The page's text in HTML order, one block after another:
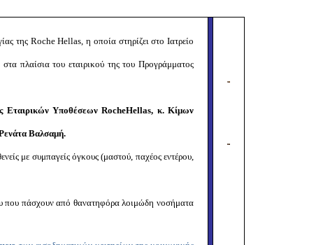
της Roche Hellas, η οποία στηρίζει στο Ιατρείο
πλαίσια του εταιρικού της του Προγράμματος
Εταιρικών ΥποθέσεωνRocheHellas, κ. Κίμων
Βαλσαμή.
με συμπαγείς όγκους (μαστού, παχέος εντέρου,
που πάσχουν από θανατηφόρα λοιμώδη νοσήματα